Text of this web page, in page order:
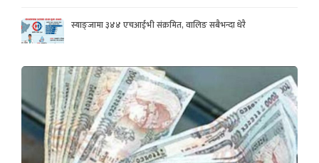
स्याङ्जामा ३४४ एचआईभी संक्रमित, वालिङ सबैभन्दा धेरै